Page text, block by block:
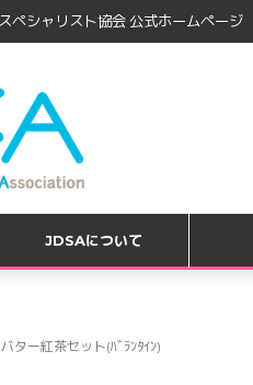
ペシャリスト協会 公式ホームページ
JDSAについて
ター紅茶セット(ﾊﾞﾗﾝﾀｲﾝ)